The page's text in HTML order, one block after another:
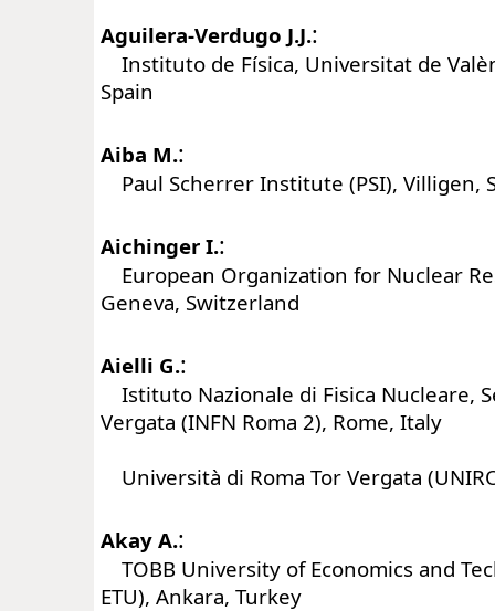
Aguilera-Verdugo J.J.:
Instituto de Física, Universitat de
Spain
Aiba M.:
Paul Scherrer Institute (PSI), Villigen,
Aichinger I.:
European Organization for Nuclear
Geneva, Switzerland
Aielli G.:
Istituto Nazionale di Fisica Nucleare,
Vergata (INFN Roma 2), Rome, Italy
Università di Roma Tor Vergata
Akay A.:
TOBB University of Economics and
ETU), Ankara, Turkey